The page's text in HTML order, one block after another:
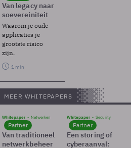
Van legacy naar
soevereiniteit
Waarom je oude
applicaties je
grootste risico
zijn.
1 min
MEER WHITEPAPERS
Whitepaper Netwerken
Partner
Van traditioneel
netwerkbeheer
Whitepaper Security
Partner
Een storing of
cyberaanval: